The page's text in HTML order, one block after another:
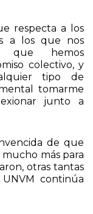
respecta a los
a los que nos
que hemos
colectivo, y
tipo de
tomarme
junto a
de que
más para
otras tantas
continúa